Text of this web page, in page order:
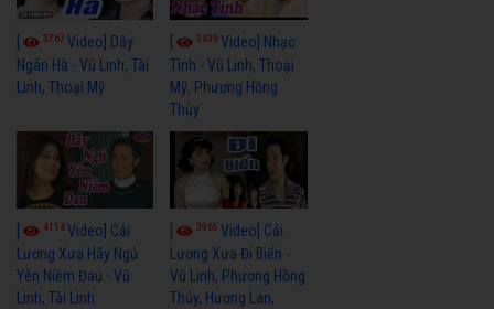
3767 Video] Dãy
Ngân Hà - Vũ Linh, Tài
Linh, Thoại Mỹ
3439Video] Nhạc
Tình - Vũ Linh, Thoại
Mỹ, Phương Hồng
Thủy
[ 4114Video] Cải
Lương Xưa Hãy Ngủ
Yên Niềm Đau - Vũ
Linh, Tài Linh
[ 3965Video] Cải
Lương Xưa Đi Biển -
Vũ Linh, Phương Hồng
Thủy, Hương Lan,